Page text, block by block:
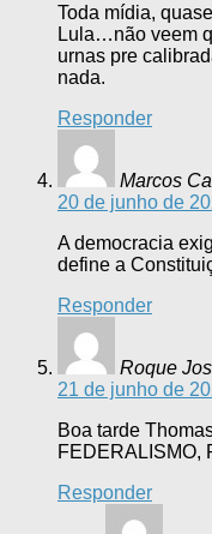
Toda mídia,
Lula…não veem
urnas pre
nada.
Responder
Marcos
20 de junho de
A democracia
define a
Responder
Roque
21 de junho de
Boa tarde
FEDERALISMO,
Responder